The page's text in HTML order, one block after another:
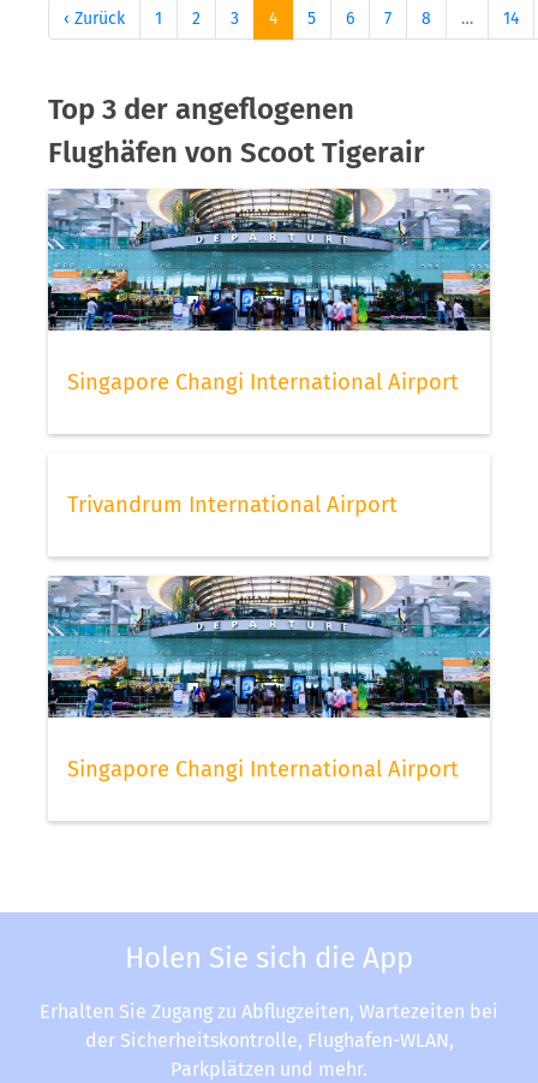
‹ Zurück 1 2 3 4 5 6 7 8 … 14
Top 3 der angeflogenen
Flughäfen von Scoot Tigerair
Singapore Changi International Airport
Trivandrum International Airport
Singapore Changi International Airport
Holen Sie sich die App
Erhalten Sie Zugang zu Abflugzeiten, Wartezeiten bei
der Sicherheitskontrolle, Flughafen-WLAN,
Parkplätzen und mehr.